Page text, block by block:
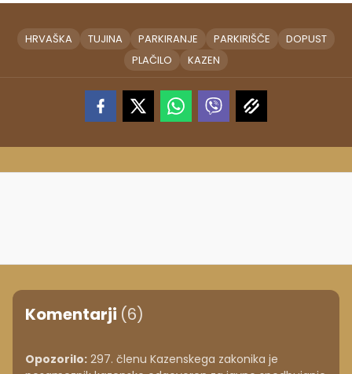
HRVAŠKA TUJINA PARKIRANJE PARKIRIŠČE
DOPUST
PLAČILO
KAZEN
Komentarji (6)
Opozorilo: 297. členu Kazenskega zakonika je